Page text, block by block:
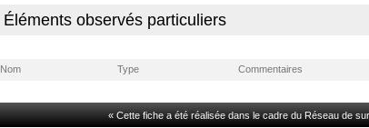
Éléments observés particuliers
Nom Type Commentaires
« Cette fiche a été réalisée dans le cadre du Réseau de